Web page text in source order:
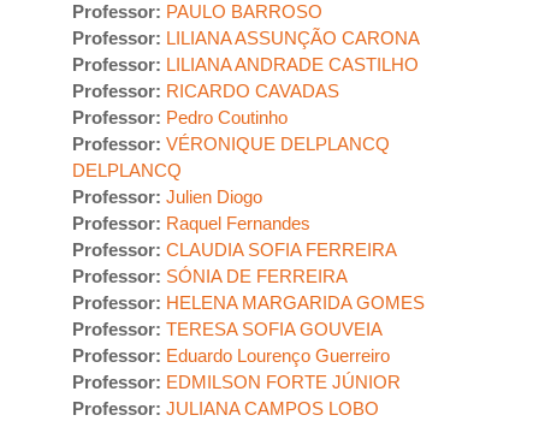
Professor: PAULO BARROSO
Professor: LILIANA ASSUNÇÃO CARONA
Professor: LILIANA ANDRADE CASTILHO
Professor: RICARDO CAVADAS
Professor: Pedro Coutinho
Professor: VÉRONIQUE DELPLANCQ
DELPLANCQ
Professor: Julien Diogo
Professor: Raquel Fernandes
Professor: CLAUDIA SOFIA FERREIRA
Professor: SÓNIA DE FERREIRA
Professor: HELENA MARGARIDA GOMES
Professor: TERESA SOFIA GOUVEIA
Professor: Eduardo Lourenço Guerreiro
Professor: EDMILSON FORTE JÚNIOR
Professor: JULIANA CAMPOS LOBO